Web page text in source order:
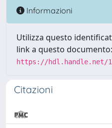
Informazioni
Utilizza questo
link a questo documento:
https://hdl.handle.net/
Citazioni